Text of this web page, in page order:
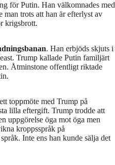
för Putin. Han välkomnades med
man trots att han är efterlyst av
krigsbrott.
. Han erbjöds skjuts i
Trump kallade Putin familjärt
Åtminstone offentligt riktade
toppmöte med Trump på
lilla eftergift. Trump trodde att
uppgörelse öga mot öga men
kroppsspråk på
Inte ens han kunde sälja det